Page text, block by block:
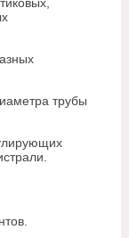
трубы